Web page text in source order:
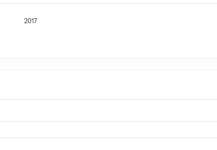
2017